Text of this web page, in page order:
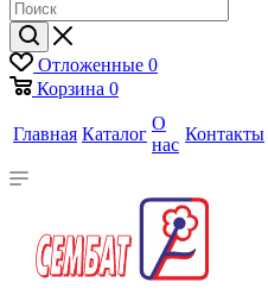
Отложенные 0
Корзина 0
Главная Каталог
О
нас
Контакты